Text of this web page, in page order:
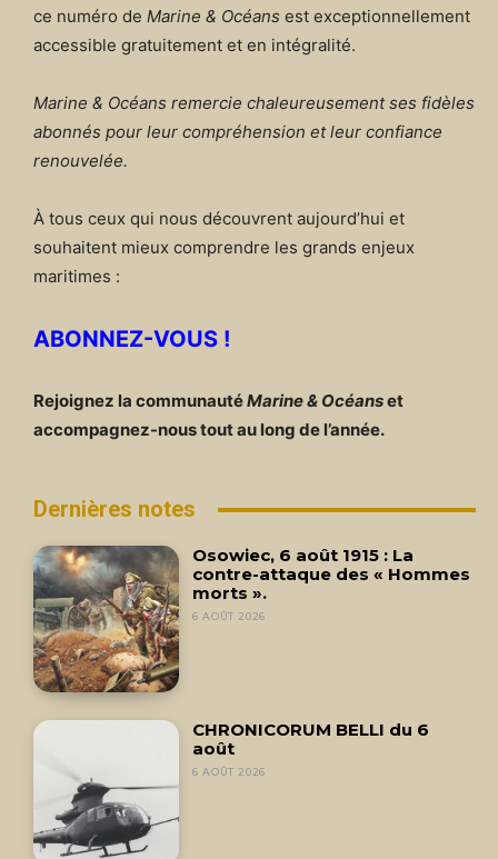
ce numéro de Marine & Océans est exceptionnellement
accessible gratuitement et en intégralité.
Marine & Océans remercie chaleureusement ses fidèles
abonnés pour leur compréhension et leur confiance
renouvelée.
À tous ceux qui nous découvrent aujourd’hui et
souhaitent mieux comprendre les grands enjeux
maritimes :
ABONNEZ-VOUS !
Rejoignez la communautéMarine & Océanset
accompagnez-nous tout au long de l’année.
Dernières notes
Osowiec, 6 août 1915 : La
contre-attaque des « Hommes
morts ».
6 AOÛT 2026
CHRONICORUM BELLI du 6
août
6 AOÛT 2026